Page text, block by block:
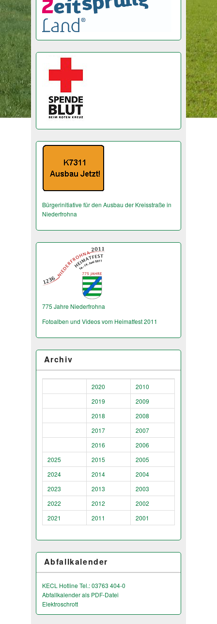
Bürgerinitiative für den Ausbau der Kreisstraße in
Niederfrohna
775 Jahre Niederfrohna
Fotoalben und Videos vom Heimatfest 2011
Archiv
2020
2010
2019
2009
2018
2008
2017
2007
2016
2006
2025
2015
2005
2024
2014
2004
2023
2013
2003
2022
2012
2002
2021
2011 2001
Abfallkalender
KECL Hotline Tel.: 03763 404-0
Abfallkalender als PDF-Datei
Elektroschrott